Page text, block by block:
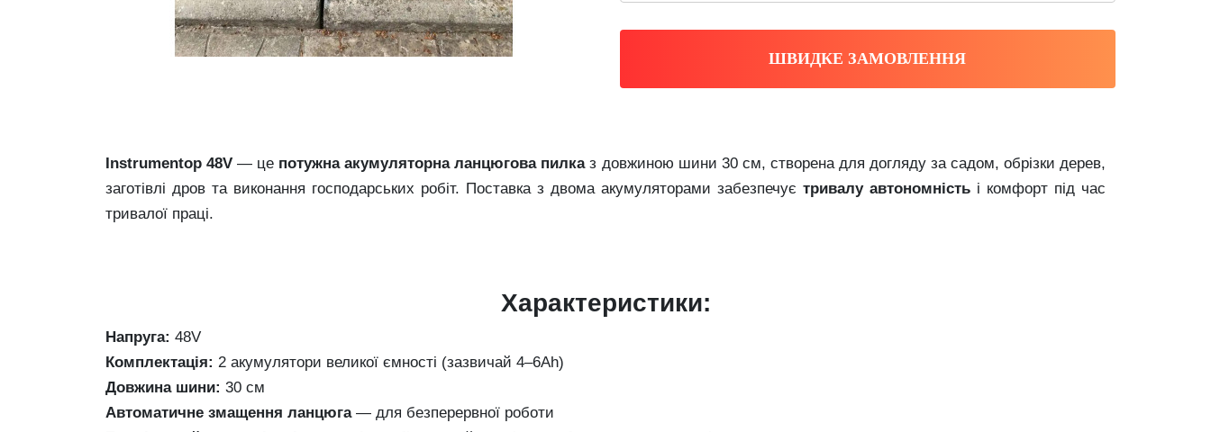
ШВИДКЕ ЗАМОВЛЕННЯ
Instrumentop 48V — це потужна акумуляторна ланцюгова пилказ довжиною шини 30 см, створена для догляду за садом, обрізки дерев,
заготівлі дров та виконання господарських робіт. Поставка з двома акумуляторами забезпечує тривалу автономність і комфорт під час
тривалої праці.
Характеристики:
Напруга: 48V
Комплектація: 2 акумулятори великої ємності (зазвичай 4–6Ah)
Довжина шини: 30 см
Автоматичне змащення ланцюга— для безперервної роботи